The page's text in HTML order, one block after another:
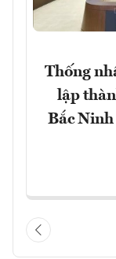
Thống
lập
Bắc